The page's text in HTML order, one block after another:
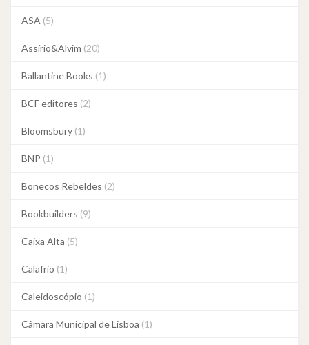
ASA (5)
Assírio&Alvim (20)
Ballantine Books (1)
BCF editores (2)
Bloomsbury (1)
BNP (1)
Bonecos Rebeldes (2)
Bookbuilders (9)
Caixa Alta (5)
Calafrio (1)
Caleidoscópio (1)
Câmara Municipal de Lisboa (1)